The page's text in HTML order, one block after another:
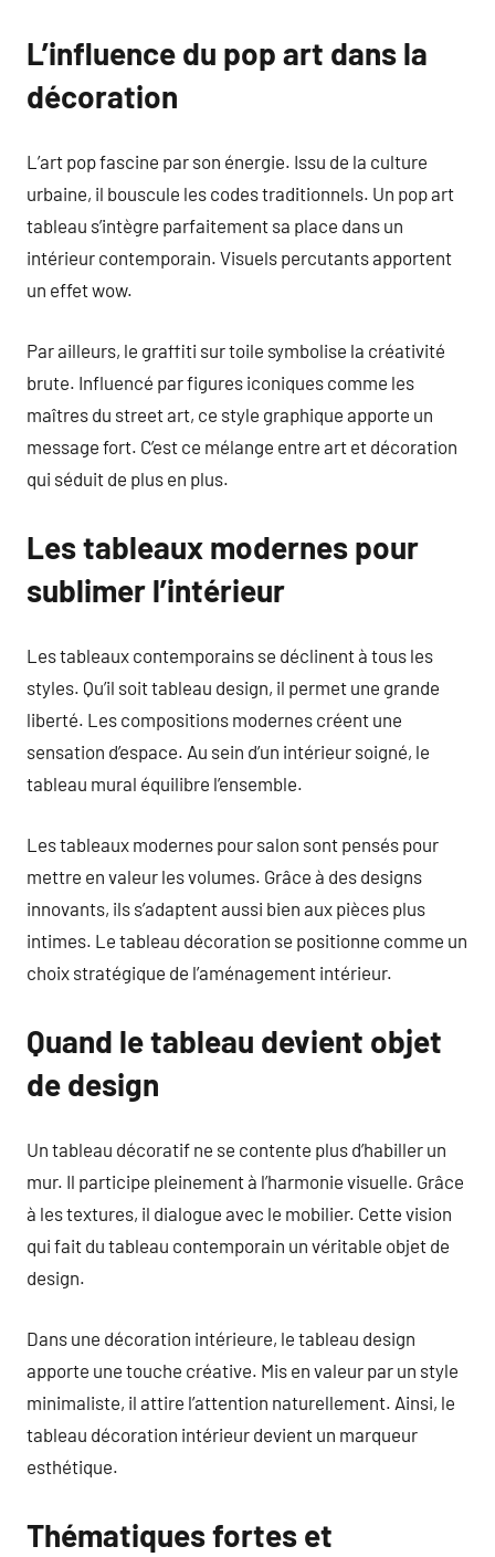
L’influence du pop art dans la
décoration
L’art pop fascine par son énergie. Issu de la culture
urbaine, il bouscule les codes traditionnels. Un pop art
tableau s’intègre parfaitement sa place dans un
intérieur contemporain. Visuels percutants apportent
un effet wow.
Par ailleurs, le graffiti sur toile symbolise la créativité
brute. Influencé par figures iconiques comme les
maîtres du street art, ce style graphique apporte un
message fort. C’est ce mélange entre art et décoration
qui séduit de plus en plus.
Les tableaux modernes pour
sublimer l’intérieur
Les tableaux contemporains se déclinent à tous les
styles. Qu’il soit tableau design, il permet une grande
liberté. Les compositions modernes créent une
sensation d’espace. Au sein d’un intérieur soigné, le
tableau mural équilibre l’ensemble.
Les tableaux modernes pour salon sont pensés pour
mettre en valeur les volumes. Grâce à des designs
innovants, ils s’adaptent aussi bien aux pièces plus
intimes. Le tableau décoration se positionne comme un
choix stratégique de l’aménagement intérieur.
Quand le tableau devient objet
de design
Un tableau décoratif ne se contente plus d’habiller un
mur. Il participe pleinement à l’harmonie visuelle. Grâce
à les textures, il dialogue avec le mobilier. Cette vision
qui fait du tableau contemporain un véritable objet de
design.
Dans une décoration intérieure, le tableau design
apporte une touche créative. Mis en valeur par un style
minimaliste, il attire l’attention naturellement. Ainsi, le
tableau décoration intérieur devient un marqueur
esthétique.
Thématiques fortes et